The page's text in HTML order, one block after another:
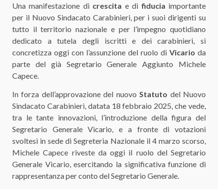
Una manifestazione di crescita e difiducia importante
per il Nuovo Sindacato Carabinieri, per i suoi dirigenti su
tutto il territorio nazionale e per l’impegno quotidiano
dedicato a tutela degli iscritti e dei carabinieri, si
concretizza oggi con l’assunzione del ruolo di Vicario da
parte del già Segretario Generale Aggiunto Michele
Capece.
In forza dell’approvazione del nuovoStatuto del Nuovo
Sindacato Carabinieri, datata 18 febbraio 2025, che vede,
tra le tante innovazioni, l’introduzione della figura del
Segretario Generale Vicario, e a fronte di votazioni
svoltesi in sede di Segreteria Nazionale il 4 marzo scorso,
Michele Capece riveste da oggi il ruolo del Segretario
Generale Vicario, esercitando la significativa funzione di
rappresentanza per conto del Segretario Generale.